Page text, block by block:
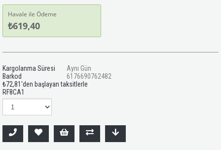
Havale ile Ödeme
₺619,40
Kargolanma Süresi
Aynı Gün
Barkod
6176690762482
₺72,81'den başlayan taksitlerle
RF8CA1